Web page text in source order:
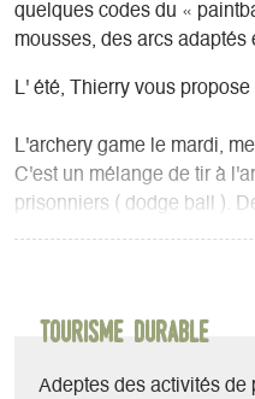
quelques codes du «
mousses, des arcs adaptés
L' été, Thierry vous
L'archery game le mardi,
C'est un mélange de tir à
prisonniers ( dodge ball ).
Tourisme durable
Adeptes des activités de